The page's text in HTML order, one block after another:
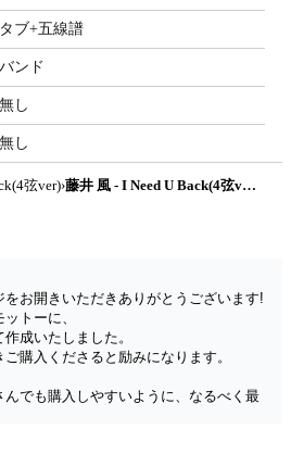
タブ+五線譜
バンド
無し
無し
弦ver)› 藤井 風 - I Need U Back(4弦ver) by たぶべー
をお開きいただきありがとうございます!
トーに、
成いたしました。
購入くださると励みになります。
でも購入しやすいように、なるべく最